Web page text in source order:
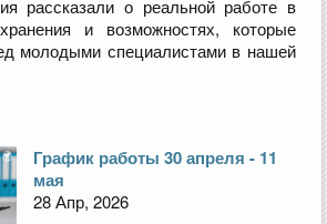
рассказали о реальной работе в
и возможностях, которые
молодыми специалистами в нашей
График работы 30 апреля - 11
мая
28 Апр, 2026